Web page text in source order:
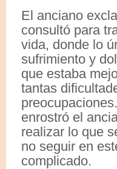
El anciano
consultó para
vida, donde lo
sufrimiento y
que estaba
tantas
enrostró el
realizar lo que
no seguir en
complicado.